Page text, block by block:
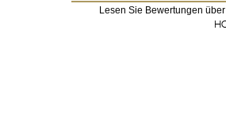
Lesen Sie Bewertungen über